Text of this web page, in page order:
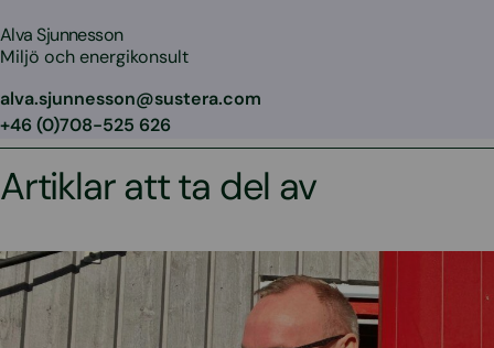
Alva Sjunnesson
Miljö och energikonsult
alva.sjunnesson@sustera.com
+46 (0)708-525 626
Artiklar att ta del av